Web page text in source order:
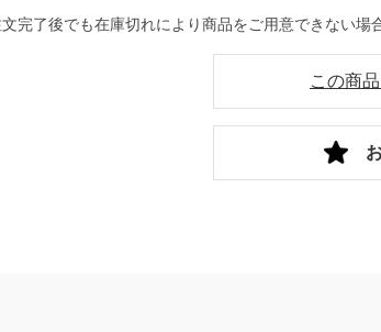
完了後でも在庫切れにより商品をご用意できない場
この商